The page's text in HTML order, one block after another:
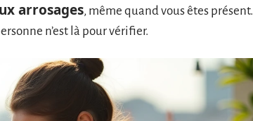
arrosages, même quand vous êtes présent.
n’est là pour vérifier.